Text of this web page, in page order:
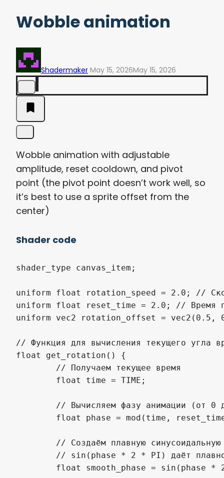
Wobble animation
Shadermaker May 15, 2026May 15, 2026
Wobble animation with adjustable
amplitude, reset cooldown, and pivot
point (the pivot point doesn’t work well, so
it’s best to use a sprite offset from the
center)
Shader code
shader_type canvas_item;
uniform float rotation_speed = 2.0; //
uniform float reset_time = 2.0; // Время
uniform vec2 rotation_offset = vec2(0.5,
// Функция для вычисления текущего угла
float get_rotation() {